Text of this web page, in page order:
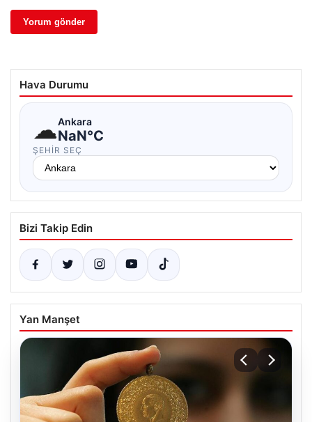
Hava Durumu
☁Ankara
NaN°C
ŞEHIR SEÇ
Bizi Takip Edin
Yan Manşet